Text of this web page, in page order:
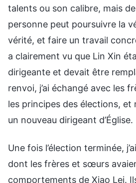
talents ou son calibre, mais
personne peut poursuivre la
vérité, et faire un travail
a clairement vu que Lin Xin
dirigeante et devait être
renvoi, j’ai échangé avec les
les principes des élections, et
un nouveau dirigeant d’Église.
Une fois l’élection terminée,
dont les frères et sœurs
comportements de Xiao Lei.